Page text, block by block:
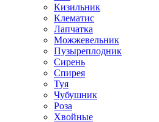
Кизильник
Клематис
Лапчатка
Можжевельник
Пузыреплодник
Сирень
Спирея
Туя
Чубушник
Роза
Хвойные